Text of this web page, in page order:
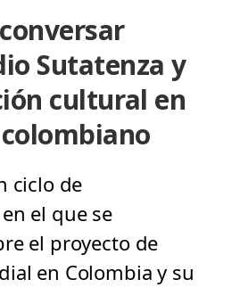
Sutatenza y
cultural en
ciclo de
el que se
el proyecto de
en Colombia y su